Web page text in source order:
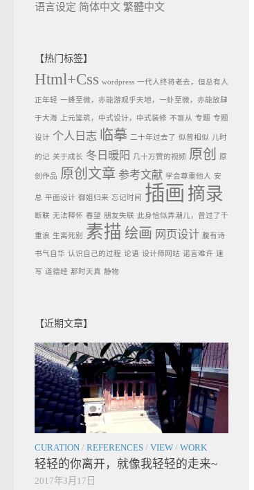
语言设定 简体中文 繁體中文
【热门标签】
Html+Css wordpress 一代人终将老去，但总有人
正年轻 一蜂至微，亦能游观乎天地，一虲至微，亦能放肆
于大海 上元鉴筑，中式设计，中式装修 不盲从 专题 专题
设计 个人日志 临摹 二十年过去了 似曾相似 儿时
的记 关于成长 冬日暖阳 几十万赞的视频 原创 原
创作品 原创文章 参考文献 学会尊重他人 安
总 平面设计 御姐归来 忘记时间 插画 摘录
断联 无法释怀 春望 朋友失联 此身恰似弄潮儿，曾过了千
重浪 生离死别 素描 绘画 网页设计 腹有诗
书气自华 认识自己的过程 论语 设计师网站 诺言难许 速
写 道德经 那时天真 静物
【近期文章】
CURATION / REFERENCES / VIEW / WORK
轻轻的你离开，就像我轻轻的走来~
2017年3月17日